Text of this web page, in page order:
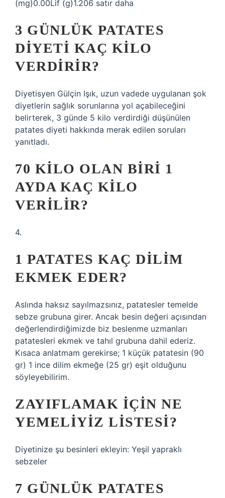
(mg)0.00Lif (g)1.206 satır daha
3 GÜNLÜK PATATES
DIYETI KAÇ KILO
VERDIRIR?
Diyetisyen Gülçin Işık, uzun vadede uygulanan şok
diyetlerin sağlık sorunlarına yol açabileceğini
belirterek, 3 günde 5 kilo verdirdiği düşünülen
patates diyeti hakkında merak edilen soruları
yanıtladı.
70 KILO OLAN BIRI 1
AYDA KAÇ KILO
VERILIR?
4.
1 PATATES KAÇ DILIM
EKMEK EDER?
Aslında haksız sayılmazsınız, patatesler temelde
sebze grubuna girer. Ancak besin değeri açısından
değerlendirdiğimizde biz beslenme uzmanları
patatesleri ekmek ve tahıl grubuna dahil ederiz.
Kısaca anlatmam gerekirse; 1 küçük patatesin (90
gr) 1 ince dilim ekmeğe (25 gr) eşit olduğunu
söyleyebilirim.
ZAYIFLAMAK IÇIN NE
YEMELIYIZ LISTESI?
Diyetinize şu besinleri ekleyin: Yeşil yapraklı
sebzeler
7 GÜNLÜK PATATES